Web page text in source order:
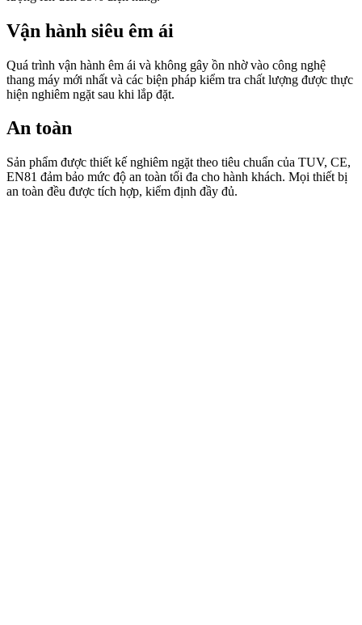
Vận hành siêu êm ái
Quá trình vận hành êm ái và không gây ồn nhờ vào công nghệ
thang máy mới nhất và các biện pháp kiểm tra chất lượng được thực
hiện nghiêm ngặt sau khi lắp đặt.
An toàn
Sản phẩm được thiết kế nghiêm ngặt theo tiêu chuẩn của TUV, CE,
EN81 đảm bảo mức độ an toàn tối đa cho hành khách. Mọi thiết bị
an toàn đều được tích hợp, kiểm định đầy đủ.